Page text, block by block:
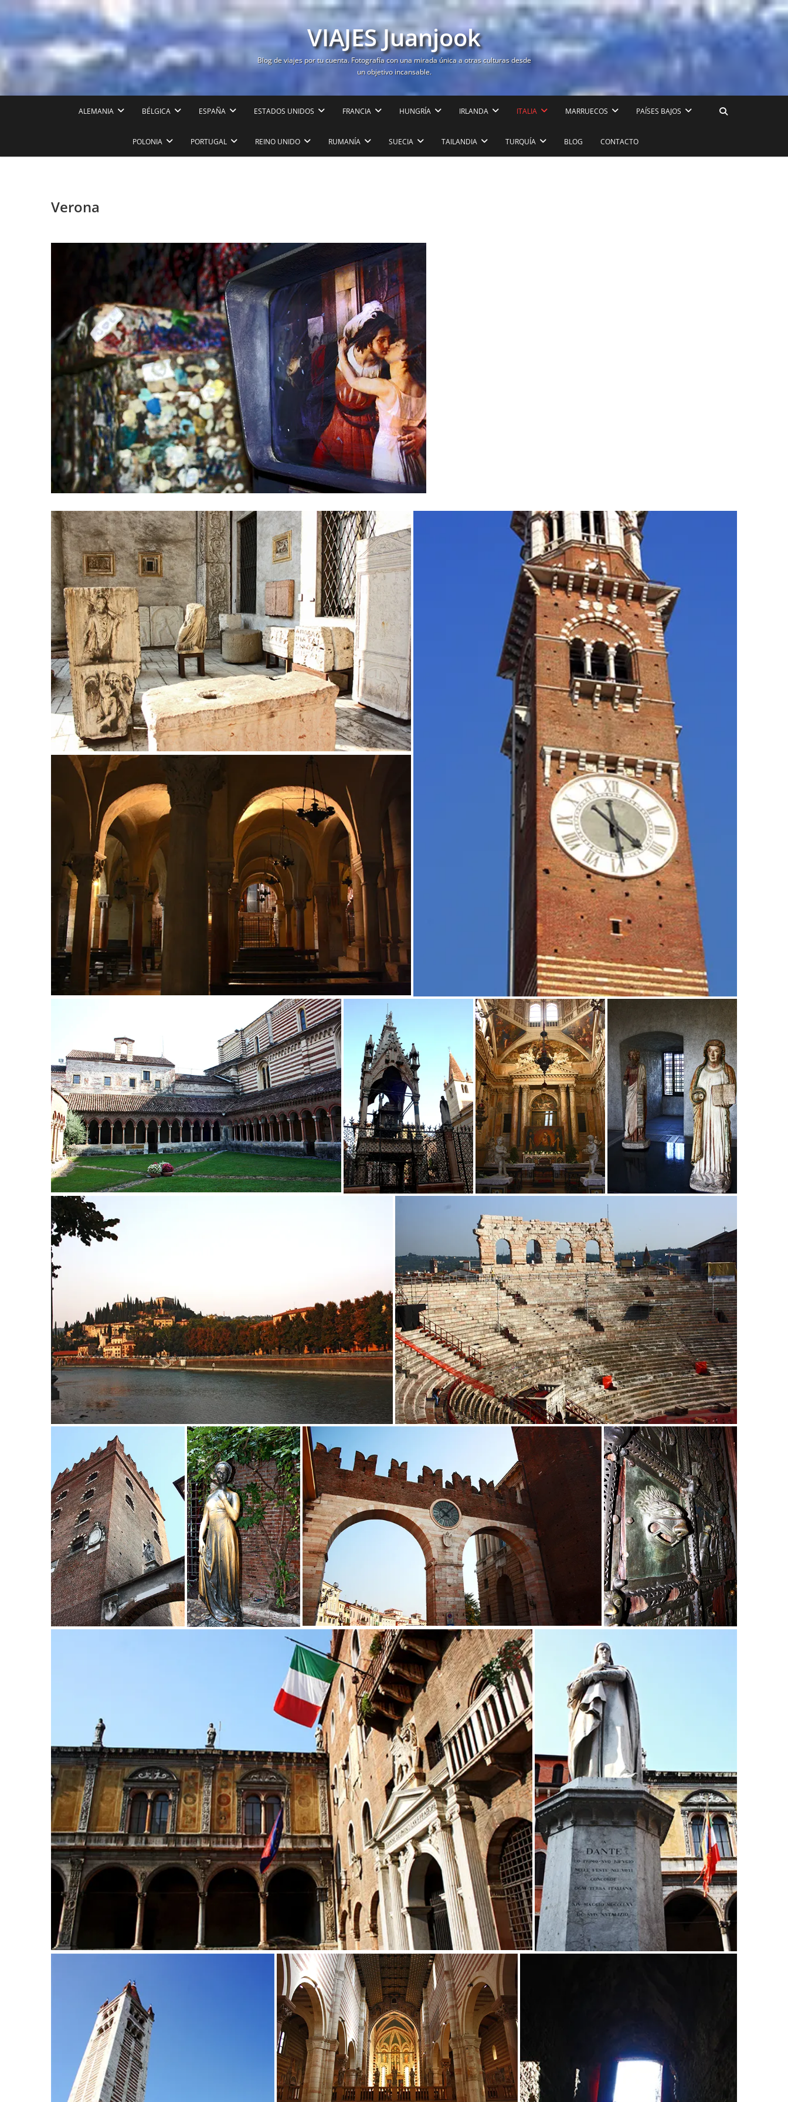
VIAJES Juanjook
Blog de viajes por tu cuenta. Fotografía con una mirada única a otras culturas desde
un objetivo incansable.
ALEMANIA BÉLGICA ESPAÑA ESTADOS UNIDOS FRANCIA HUNGRÍA IRLANDA ITALIA MARRUECOS PAÍSES BAJOS
POLONIA PORTUGAL REINO UNIDO RUMANÍA SUECIA TAILANDIA TURQUÍA BLOG CONTACTO
Verona